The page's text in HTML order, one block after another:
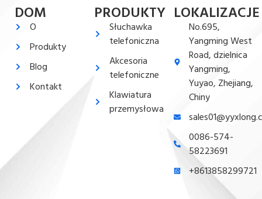
DOM
O
Produkty
Blog
Kontakt
PRODUKTY
Słuchawka
telefoniczna
Akcesoria
telefoniczne
Klawiatura
przemysłowa
LOKALIZACJE
No.695,
Yangming West
Road, dzielnica
Yangming,
Yuyao, Zhejiang,
Chiny
0086-574-
58223691
+8613858299721